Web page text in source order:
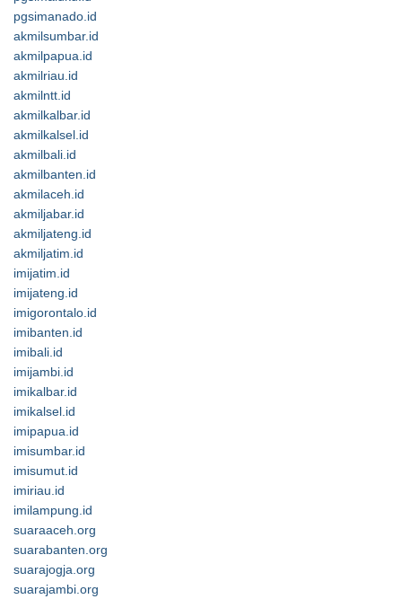
pgsimanado.id
akmilsumbar.id
akmilpapua.id
akmilriau.id
akmilntt.id
akmilkalbar.id
akmilkalsel.id
akmilbali.id
akmilbanten.id
akmilaceh.id
akmiljabar.id
akmiljateng.id
akmiljatim.id
imijatim.id
imijateng.id
imigorontalo.id
imibanten.id
imibali.id
imijambi.id
imikalbar.id
imikalsel.id
imipapua.id
imisumbar.id
imisumut.id
imiriau.id
imilampung.id
suaraaceh.org
suarabanten.org
suarajogja.org
suarajambi.org